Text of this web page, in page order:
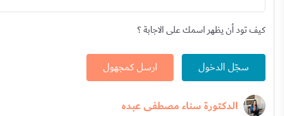
كيف تود أن يظهر اسمك على الاجابة ؟
سجّل الدخول ارسل كمجهول
الدكتورة سناء مصطفى عبده